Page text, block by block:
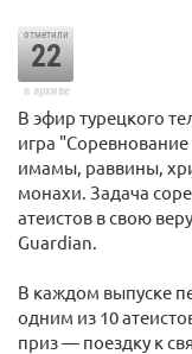
отметили
22
в архиве
В эфир турецкого
игра
имамы, раввины,
монахи. Задача
атеистов в свою
Guardian.
В каждом выпуске
одним из 10
приз — поездку к